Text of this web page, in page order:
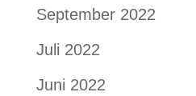
September 2022
Juli 2022
Juni 2022